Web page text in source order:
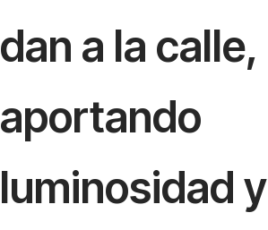
dan a la calle,
aportando
luminosidad y